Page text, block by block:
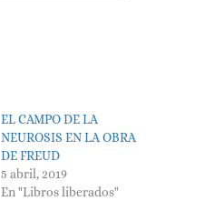
EL CAMPO DE LA
NEUROSIS EN LA OBRA
DE FREUD
5 abril, 2019
En "Libros liberados"